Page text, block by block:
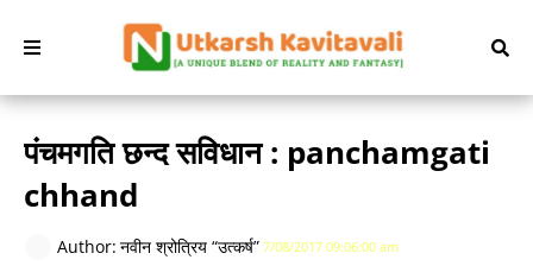
पंचमगति छन्द सविधान : panchamgati
chhand
Author: नवीन श्रोत्रिय “उत्कर्ष” 7/08/2017 09:06:00 am